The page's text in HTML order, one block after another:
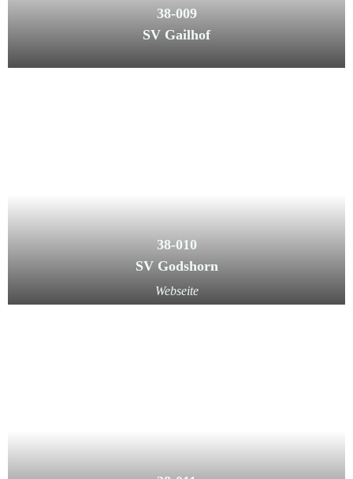
38-009
SV Gailhof
38-010
SV Godshorn
Webseite